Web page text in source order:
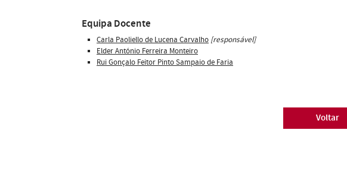
Equipa Docente
Carla Paoliello de Lucena Carvalho [responsável]
Elder António Ferreira Monteiro
Rui Gonçalo Feitor Pinto Sampaio de Faria
Voltar